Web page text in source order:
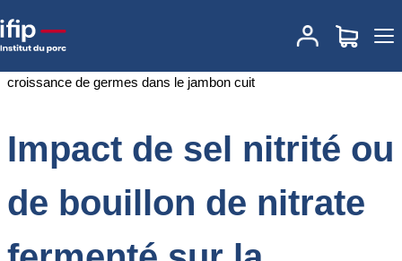
Accueil
Impact de sel nitrité ou de bouillon de
nitrate fermenté sur la croissance de germes dans le jambon cuit
Impact de sel nitrité ou
de bouillon de nitrate